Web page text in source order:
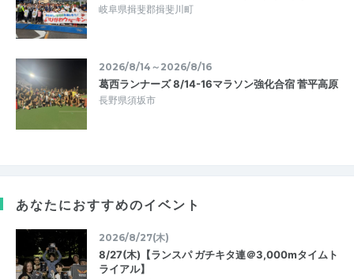
岐阜県揖斐郡揖斐川町
2026/8/14～2026/8/16
葛西ランナーズ 8/14-16マラソン強化合宿 菅平高原
長野県須坂市
あなたにおすすめのイベント
2026/8/27(木)
8/27(木)【ランスパ ガチキタ連＠3,000mタイムト
ライアル】